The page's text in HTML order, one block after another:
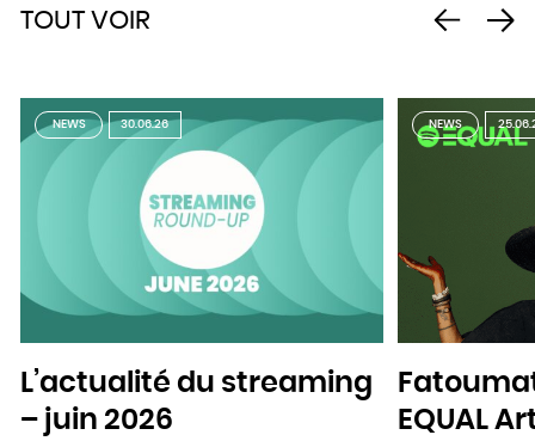
TOUT VOIR
NEWS 30.06.26
L’actualité du streaming
– juin 2026
NEWS
EQUAL